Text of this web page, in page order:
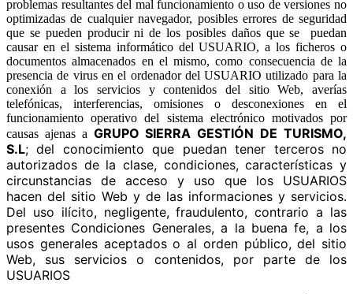
problemas resultantes del mal funcionamiento o uso de versiones no
optimizadas de cualquier navegador, posibles errores de seguridad
que se pueden producir ni de los posibles daños que se puedan
causar en el sistema informático del USUARIO, a los ficheros o
documentos almacenados en el mismo, como consecuencia de la
presencia de virus en el ordenador del USUARIO utilizado para la
conexión a los servicios y contenidos del sitio Web, averías
telefónicas, interferencias, omisiones o desconexiones en el
funcionamiento operativo del sistema electrónico motivados por
causas ajenas a GRUPO SIERRA GESTIÓN DE TURISMO,
S.L; del conocimiento que puedan tener terceros no
autorizados de la clase, condiciones, características y
circunstancias de acceso y uso que los USUARIOS
hacen del sitio Web y de las informaciones y servicios.
Del uso ilícito, negligente, fraudulento, contrario a las
presentes Condiciones Generales, a la buena fe, a los
usos generales aceptados o al orden público, del sitio
Web, sus servicios o contenidos, por parte de los
USUARIOS